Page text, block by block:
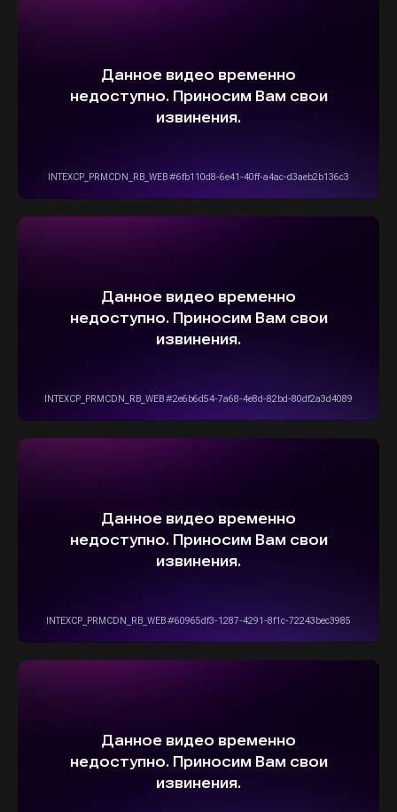
+7(916)555-14-15
info@stepautomsk.ru
характер. Не является интернет-магазином.